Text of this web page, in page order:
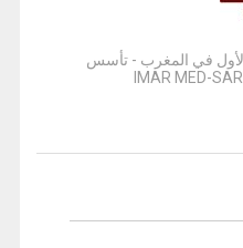
الأول في المغرب - تأسس